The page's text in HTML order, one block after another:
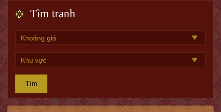
Tìm tranh
Tìm